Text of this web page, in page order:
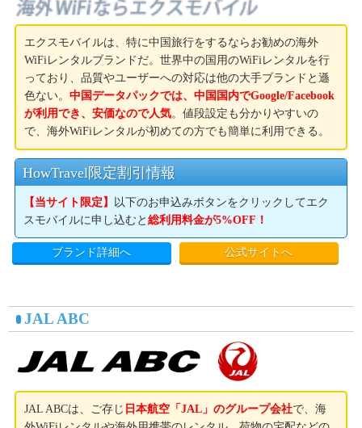
エクスモバイルは、特に中国旅行をするならお勧めの海外
WiFiレンタルブランドだ。世界中の国用のWiFiレンタルを行
っており、品質やユーザーへの対応は他の大手ブランドと遜
色ない。中国データパックでは、中国国内でGoogle/Facebook
が利用でき、安価なので人気。値段設定も分かりやすいの
で、海外WiFiレンタルが初めての方でも簡単に利用できる。
HowTravel限定割引情報
【当サイト限定】
以下のお申込みボタンをクリックしてエク
スモバイルに申し込むと総利用料金が5%OFF！
ブランド詳細へ 公式サイトへ
JAL ABC
JAL ABCは、ご存じ 日本航空「JAL」のグループ会社で、海